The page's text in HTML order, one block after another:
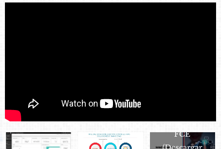
Solución SAP
FCE